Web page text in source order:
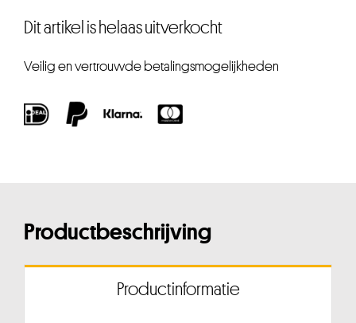
Dit artikel is helaas uitverkocht
Veilig en vertrouwde betalingsmogelijkheden
Productbeschrijving
Productinformatie